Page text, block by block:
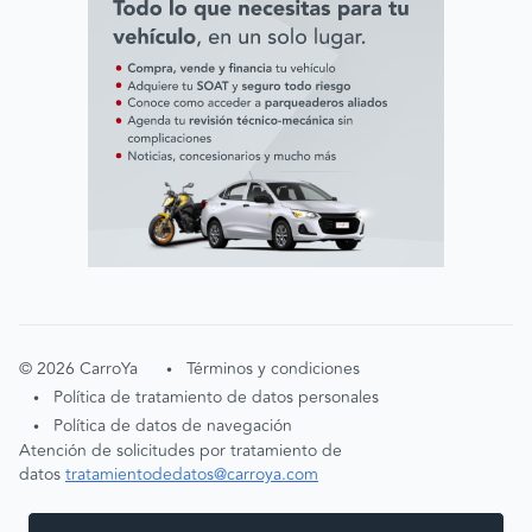
©2026 CarroYa • Términos y condiciones
• Política de tratamiento de datos personales
•
Política de datos de navegación
Atención de solicitudes por tratamiento de
datostratamientodedatos@carroya.com